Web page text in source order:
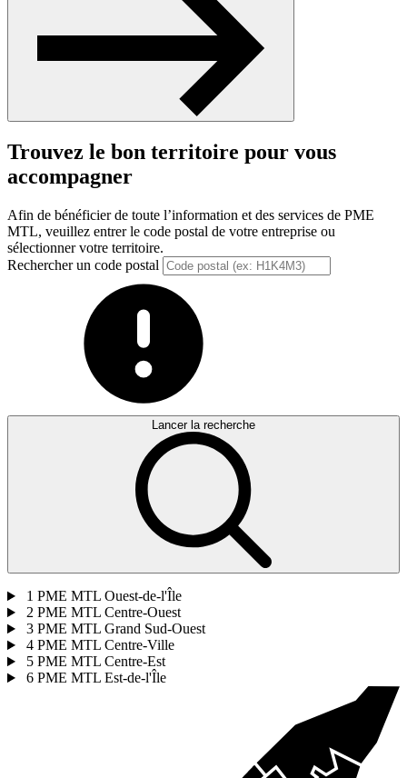
Trouvez le bon territoire pour vous
accompagner
Afin de bénéficier de toute l’information et des services de PME
MTL, veuillez entrer le code postal de votre entreprise ou
sélectionner votre territoire.
Rechercher un code postal
Lancer la recherche
1 PME MTL Ouest-de-l'Île
2 PME MTL Centre-Ouest
3 PME MTL Grand Sud-Ouest
4 PME MTL Centre-Ville
5 PME MTL Centre-Est
6 PME MTL Est-de-l'Île